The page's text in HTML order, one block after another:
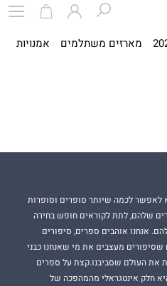
מארזים משתלמים אמנויות
לאפשר לכמה שיותר סופרים וסופרות
שלהם, לתת לקוראים חופש בחירה
אנחנו אוהבים ספרים, סיפורים
שסיפורים מעצבים את מי שאנחנו כבני
את העולם שסביבנו.קצת על ספרים
היא חלק אינטגראלי מהמהפכה של